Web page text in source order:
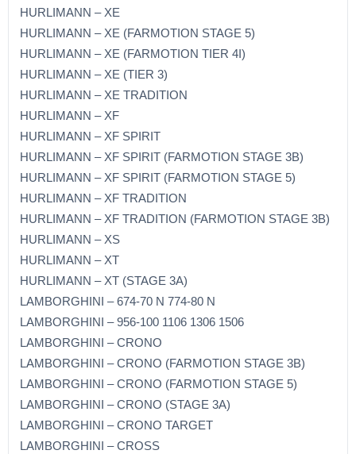
HURLIMANN – XE
HURLIMANN – XE (FARMOTION STAGE 5)
HURLIMANN – XE (FARMOTION TIER 4I)
HURLIMANN – XE (TIER 3)
HURLIMANN – XE TRADITION
HURLIMANN – XF
HURLIMANN – XF SPIRIT
HURLIMANN – XF SPIRIT (FARMOTION STAGE 3B)
HURLIMANN – XF SPIRIT (FARMOTION STAGE 5)
HURLIMANN – XF TRADITION
HURLIMANN – XF TRADITION (FARMOTION STAGE 3B)
HURLIMANN – XS
HURLIMANN – XT
HURLIMANN – XT (STAGE 3A)
LAMBORGHINI – 674-70 N 774-80 N
LAMBORGHINI – 956-100 1106 1306 1506
LAMBORGHINI – CRONO
LAMBORGHINI – CRONO (FARMOTION STAGE 3B)
LAMBORGHINI – CRONO (FARMOTION STAGE 5)
LAMBORGHINI – CRONO (STAGE 3A)
LAMBORGHINI – CRONO TARGET
LAMBORGHINI – CROSS